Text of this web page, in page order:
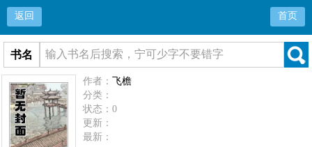
返回 首页
书名
作者：
飞檐
分类：
状态：0
更新：
最新：